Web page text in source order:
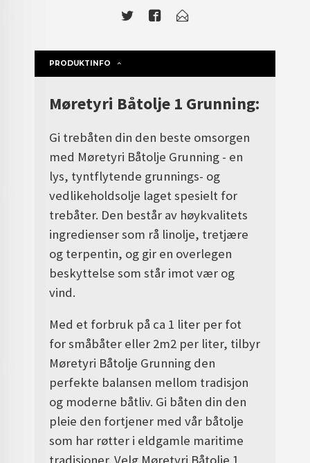
PRODUKTINFO
Møretyri Båtolje 1 Grunning:
Gi trebåten din den beste omsorgen
med Møretyri Båtolje Grunning - en
lys, tyntflytende grunnings- og
vedlikeholdsolje laget spesielt for
trebåter. Den består av høykvalitets
ingredienser som rå linolje, tretjære
og terpentin, og gir en overlegen
beskyttelse som står imot vær og
vind.
Med et forbruk på ca 1 liter per fot
for småbåter eller 2m2 per liter, tilbyr
Møretyri Båtolje Grunning den
perfekte balansen mellom tradisjon
og moderne båtliv. Gi båten din den
pleie den fortjener med vår båtolje
som har røtter i eldgamle maritime
tradisjoner. Velg Møretyri Båtolje 1